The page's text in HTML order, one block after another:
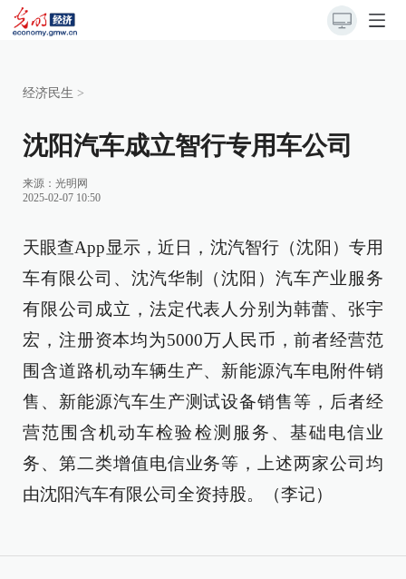
经济民生 >
沈阳汽车成立智行专用车公司
来源： 光明网
2025-02-07 10:50
天眼查App显示，近日，沈汽智行（沈阳）专用
车有限公司、沈汽华制（沈阳）汽车产业服务
有限公司成立，法定代表人分别为韩蕾、张宇
宏，注册资本均为5000万人民币，前者经营范
围含道路机动车辆生产、新能源汽车电附件销
售、新能源汽车生产测试设备销售等，后者经
营范围含机动车检验检测服务、基础电信业
务、第二类增值电信业务等，上述两家公司均
由沈阳汽车有限公司全资持股。（李记）